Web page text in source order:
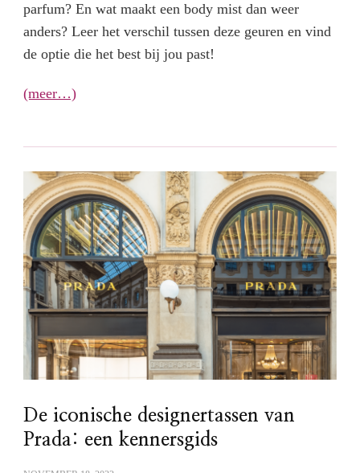
parfum? En wat maakt een body mist dan weer
anders? Leer het verschil tussen deze geuren en vind
de optie die het best bij jou past!
(meer…)
De iconische designertassen van
Prada: een kennersgids